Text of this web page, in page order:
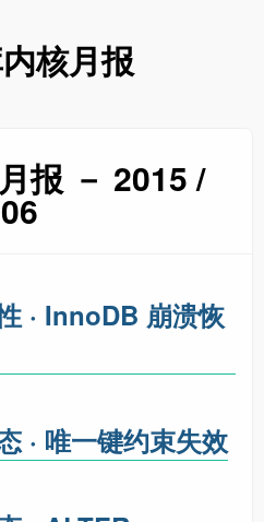
核月报
报 － 2015 /
06
· InnoDB 崩溃恢
· 唯一键约束失效